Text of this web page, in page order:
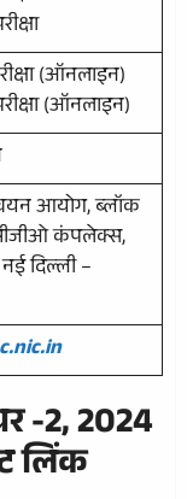
(ऑनलाइन)
(ऑनलाइन)
आयोग, ब्लॉक
कंपलेक्स,
दिल्ली –
-2, 2024
लिंक